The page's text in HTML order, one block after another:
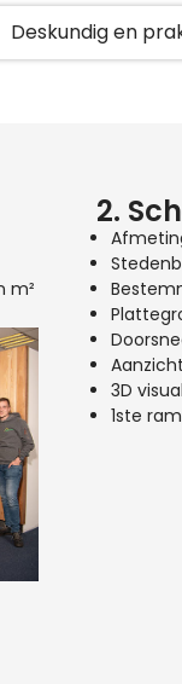
Deskundig en
m²
2.
3D
1ste